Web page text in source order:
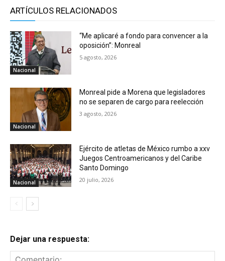
ARTÍCULOS RELACIONADOS
Nacional
“Me aplicaré a fondo para convencer a la
oposición”: Monreal
5 agosto, 2026
Nacional
Monreal pide a Morena que legisladores
no se separen de cargo para reelección
3 agosto, 2026
Nacional
Ejército de atletas de México rumbo a xxv
Juegos Centroamericanos y del Caribe
Santo Domingo
20 julio, 2026
Dejar una respuesta: